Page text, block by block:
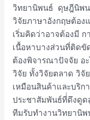
วิทยานิพนธ์ ดุษฎีนิพ
วิจัยภาษาอังกฤษต้อ
เริ่มคิดว่าอาจต้องมี
เนื้อหาบางส่วนที่ติดขั
ต้องพิจารณาปัจจัย อะ
วิจัย ทั้งวิจัยตลาด วิ
เหมือนสินค้าและบริก
ประชาสัมพันธ์ที่่ดึงดูด
ทีมรับทำงานวิทยานิพ